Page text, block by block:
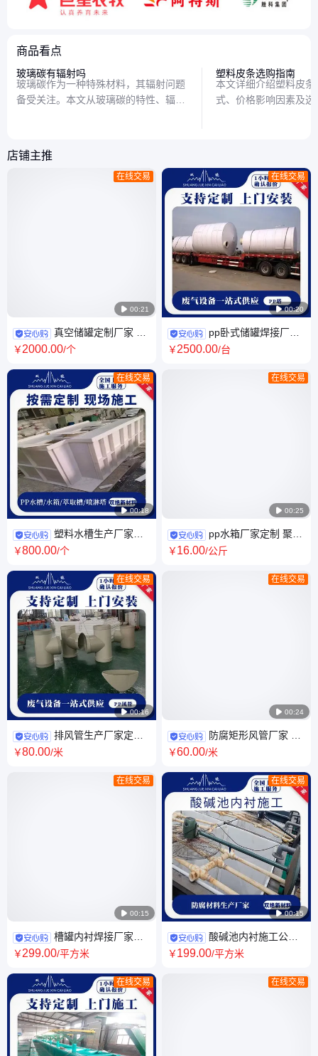
商品看点
玻璃碳有辐射吗
玻璃碳作为一种特殊材料，其辐射问题
备受关注。本文从玻璃碳的特性、辐射
塑料皮条选购指南
本文详细介绍塑料皮
式、价格影响因素及
店铺主推
 00:21
在线交易
真空储罐定制厂家 焊
接聚丙烯塑料 虹吸罐 pp化工盐
￥2000.00/个
 00:18
在线交易
塑料水槽生产厂家定
制 PP聚丙烯酸洗槽 实验室电解
￥800.00/个
 00:16
在线交易
排风管生产厂家定制
聚丙烯废气处理化工风管 pp焊
￥80.00/米
 00:15
在线交易
槽罐内衬焊接厂家定
制 塑料pp酸碱槽内衬 15mm厚
￥299.00/平方米
在线交易
 00:20
在线交易
pp卧式储罐焊接厂家
聚丙烯塑料酸碱储 罐定制 缓冲
￥2500.00/台
 00:25
在线交易
pp水箱厂家定制 聚丙
烯污水处理塑料箱焊接 耐酸碱
￥16.00/公斤
 00:24
在线交易
防腐矩形风管厂家 焊
接灰色聚丙烯阻燃风管道 废气
￥60.00/米
 00:15
在线交易
酸碱池内衬施工公司
焊接pp白色沉淀池内衬 塑料污
￥199.00/平方米
在线交易